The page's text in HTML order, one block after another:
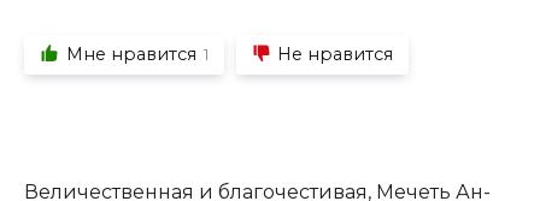
Мне нравится 1 Не нравится
Величественная и благочестивая, Мечеть Ан-